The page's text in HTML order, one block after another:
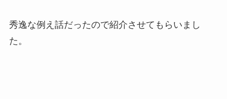
秀逸な例え話だったので紹介させてもらいまし
た。